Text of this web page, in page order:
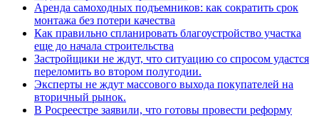
Аренда самоходных подъемников: как сократить срок
монтажа без потери качества
Как правильно спланировать благоустройство участка
еще до начала строительства
Застройщики не ждут, что ситуацию со спросом удастся
переломить во втором полугодии.
Эксперты не ждут массового выхода покупателей на
вторичный рынок.
В Росреестре заявили, что готовы провести реформу